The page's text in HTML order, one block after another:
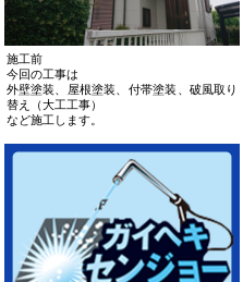
施工前
今回の工事は
外壁塗装、屋根塗装、付帯塗装、破風取り
替え（大工工事）
など施工します。